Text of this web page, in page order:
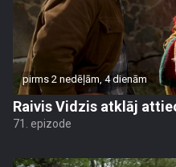
pirms 2 nedēļām, 4 dienām
Raivis Vidzis atklāj
71. epizode